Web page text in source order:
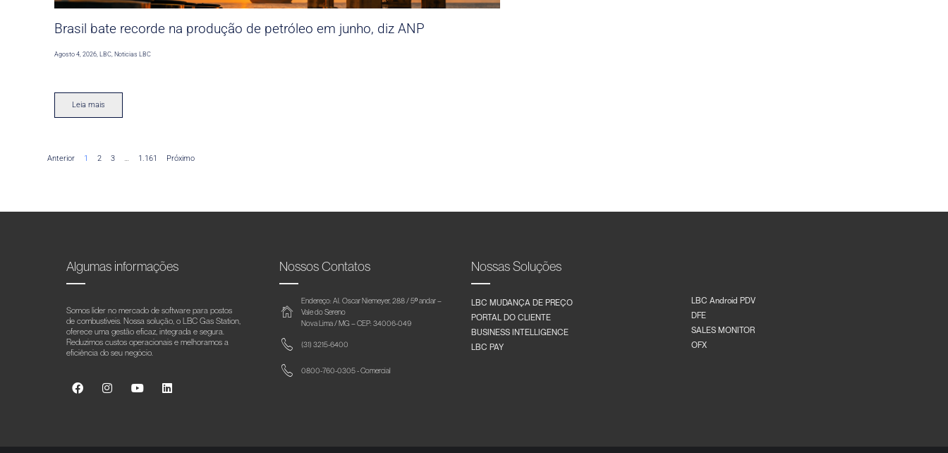
Brasil bate recorde na produção de petróleo em junho, diz ANP
Agosto 4, 2026 ,LBC Noticias LBC
Leia mais
Anterior 1 2 3 … 1.161 Próximo
Algumas informações
Somos líder no mercado de software para postos
de combustíveis. Nossa solução, o LBC Gas Station,
oferece uma gestão eficaz, integrada e segura.
Reduzimos custos operacionais e melhoramos a
eficiência do seu negócio.
Nossos Contatos
Endereço: Al. Oscar Niemeyer, 288 / 5º andar –
Vale do Sereno
Nova Lima / MG – CEP: 34006-049
(31) 3215-6400
0800-760-0305 - Comercial
Nossas Soluções
LBC MUDANÇA DE PREÇO
PORTAL DO CLIENTE
BUSINESS INTELLIGENCE
LBC PAY
LBC Android PDV
DFE
SALES MONITOR
OFX